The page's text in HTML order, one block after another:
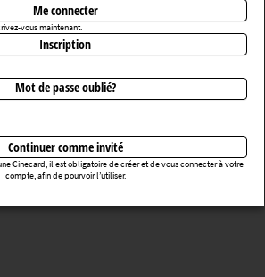
Me connecter
vous maintenant.
Inscription
Mot de passe oublié?
Continuer comme invité
Cinecard, il est obligatoire de créer et de vous connecter à votre
compte, afin de pourvoir l’utiliser.